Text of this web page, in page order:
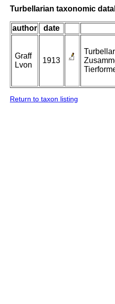
Turbellarian taxonomic
author date
Graff
Lvon
1913
Return to taxon listing